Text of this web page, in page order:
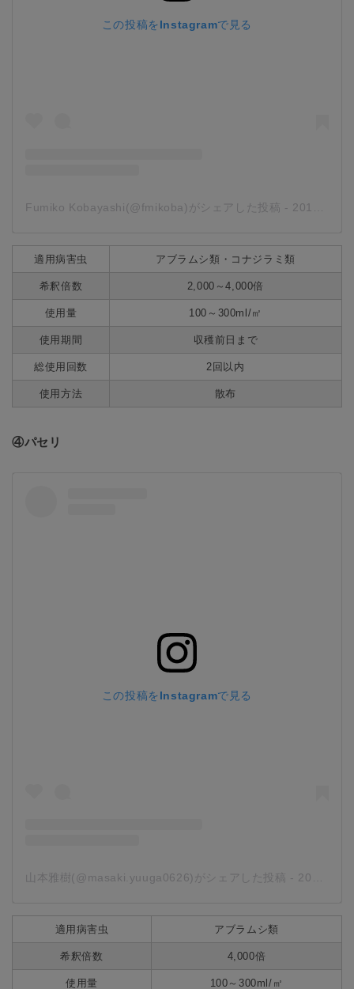
この投稿をInstagramで見る
Fumiko Kobayashi(@fmikoba)がシェアした投稿 - 2019年 7月月15日午前3時12分PDT
適用病害虫 アブラムシ類・コナジラミ類
希釈倍数 2,000～4,000倍
使用量 100～300ml/㎡
使用期間 収穫前日まで
総使用回数 2回以内
使用方法 散布
④パセリ
この投稿をInstagramで見る
山本雅樹(@masaki.yuuga0626)がシェアした投稿 - 2020年 4月月22日午後11時45分PDT
適用病害虫 アブラムシ類
希釈倍数 4,000倍
使用量 100～300ml/㎡